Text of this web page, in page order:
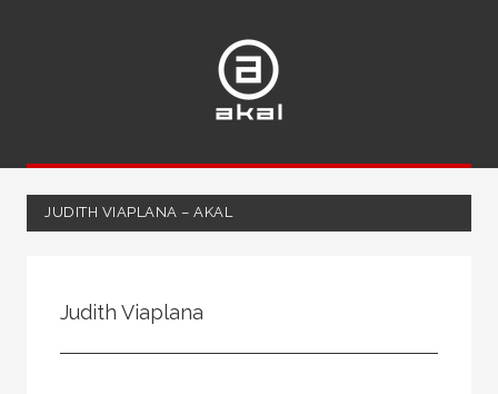
JUDITH VIAPLANA – AKAL
Judith Viaplana